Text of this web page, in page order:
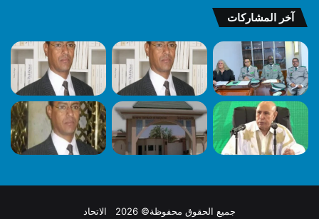
آخر المشاركات
جميع الحقوق محفوظة© 2026 الاتحاد